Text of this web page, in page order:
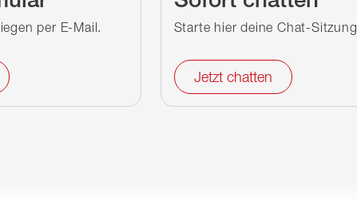
per E-Mail. Starte hier deine Chat-Sitzung.
Jetzt chatten